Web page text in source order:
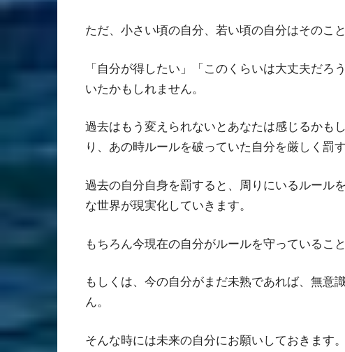
ただ、小さい頃の自分、若い頃の自分はそのこ
「自分が得したい」「このくらいは大丈夫だろ
いたかもしれません。
過去はもう変えられないとあなたは感じるかも
り、あの時ルールを破っていた自分を厳しく罰
過去の自分自身を罰すると、周りにいるルール
な世界が現実化していきます。
もちろん今現在の自分がルールを守っているこ
もしくは、今の自分がまだ未熟であれば、無意
ん。
そんな時には未来の自分にお願いしておきます。